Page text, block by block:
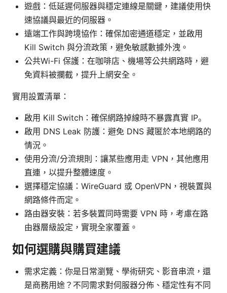
遊戲：低延遲伺服器與穩定連線是關鍵，建議使用快
速協議與最近的伺服器。
遠端工作與跨境協作：確保加密通道穩定，並啟用
Kill Switch 與分流政策，避免敏感數據外洩。
公共Wi-Fi 保護：在咖啡店、機場等公共網路時，避
免資料被攔截，提升上網安全。
實用設置清單：
啟用 Kill Switch：確保網路掉線時不暴露真實 IP。
啟用 DNS Leak 防護：避免 DNS 藏匿於本地網路的
情況。
使用分流/分流規則：讓某些應用走 VPN，其他應用
直連，以提升整體速度。
選擇穩定協議：WireGuard 或 OpenVPN，視裝置與
網路條件而定。
路由器安裝：若多裝置同時需要 VPN 時，考慮在路
由器層級設定，實現全家覆蓋。
如何選購與購買建議
需求定義：你是日常瀏覽、學術研究、影音串流，還
是商務用途？不同需求對伺服器分佈、穩定性有不同